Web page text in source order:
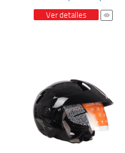
Ver detalles